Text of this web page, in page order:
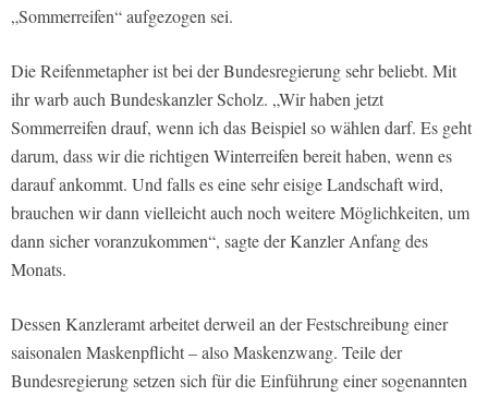
„Sommerreifen“ aufgezogen sei.
Die Reifenmetapher ist bei der Bundesregierung sehr beliebt. Mit
ihr warb auch Bundeskanzler Scholz. „Wir haben jetzt
Sommerreifen drauf, wenn ich das Beispiel so wählen darf. Es geht
darum, dass wir die richtigen Winterreifen bereit haben, wenn es
darauf ankommt. Und falls es eine sehr eisige Landschaft wird,
brauchen wir dann vielleicht auch noch weitere Möglichkeiten, um
dann sicher voranzukommen“, sagte der Kanzler Anfang des
Monats.
Dessen Kanzleramt arbeitet derweil an der Festschreibung einer
saisonalen Maskenpflicht – also Maskenzwang. Teile der
Bundesregierung setzen sich für die Einführung einer sogenannten